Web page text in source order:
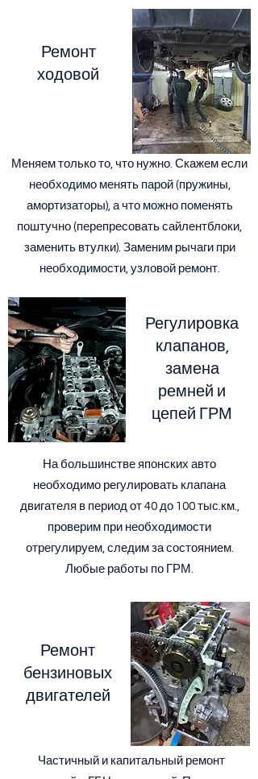
Ремонт
ходовой
Меняем только то, что нужно. Скажем если
необходимо менять парой (пружины,
амортизаторы), а что можно поменять
поштучно (перепресовать сайлентблоки,
заменить втулки). Заменим рычаги при
необходимости, узловой ремонт.
Регулировка
клапанов,
замена
ремней и
цепей ГРМ
На большинстве японских авто
необходимо регулировать клапана
двигателя в период от 40 до 100 тыс.км.,
проверим при необходимости
отрегулируем, следим за состоянием.
Любые работы по ГРМ.
Ремонт
бензиновых
двигателей
Частичный и капитальный ремонт